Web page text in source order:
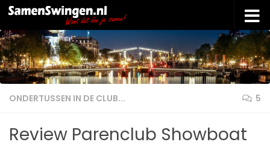
Doorgaan naar inhoud
ONDERTUSSEN IN DE CLUB... 5
Review Parenclub Showboat